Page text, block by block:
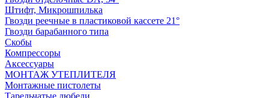
Штифт, Микрошпилька
Гвозди реечные в пластиковой кассете 21°
Гвозди барабанного типа
Скобы
Компрессоры
Аксессуары
МОНТАЖ УТЕПЛИТЕЛЯ
Монтажные пистолеты
Тарельчатые дюбели